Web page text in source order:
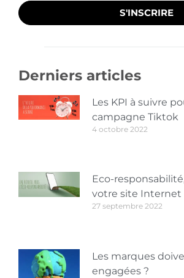
S'INSCRIRE
Derniers articles
Les KPI à suivre
campagne Tiktok
4 octobre 2022
Eco-
votre site Internet
27 septembre 2022
Les marques
engagées ?